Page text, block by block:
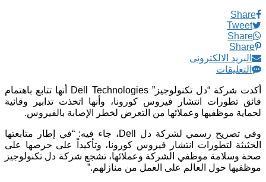
Share
Tweet
Share
Share
البريد الالكترونى
التعليقات
أكدت شركة “دل تكنولوجيز” Dell Technologies أنها تتابع باهتمام
فائق تطورات انتشار فيروس كورونا، وأنها اتخذت تدابير وقائية
لحماية موظفيها وعملائها من التعرض لخطر الإصابة بالفيروس.
وفي تصريح رسمي لشركة دل Dell، جاء فيه: “في إطار متابعتها
الحثيثة لتطورات انتشار فيروس كورونا، وتأكيداً على حرصها على
صحة وسلامة موظفي الشركة وعملائها، تشجع شركة دل تكنولوجيز
موظفيها حول العالم على العمل من منازلهم.”